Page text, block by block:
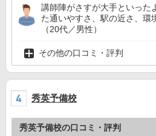
講師陣がさすが大手といった
た通いやすさ、駅の近さ、環
（20代／男性）
その他の口コミ・評判
秀英予備校
秀英予備校の口コミ・評判